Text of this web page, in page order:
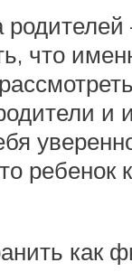
что
ребенок
как